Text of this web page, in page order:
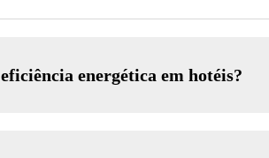
energética em hotéis?